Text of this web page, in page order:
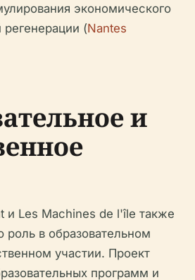
экономического
регенерации (Nantes
и
и Les Machines de l'île также
в образовательном
участии. Проект
программ и